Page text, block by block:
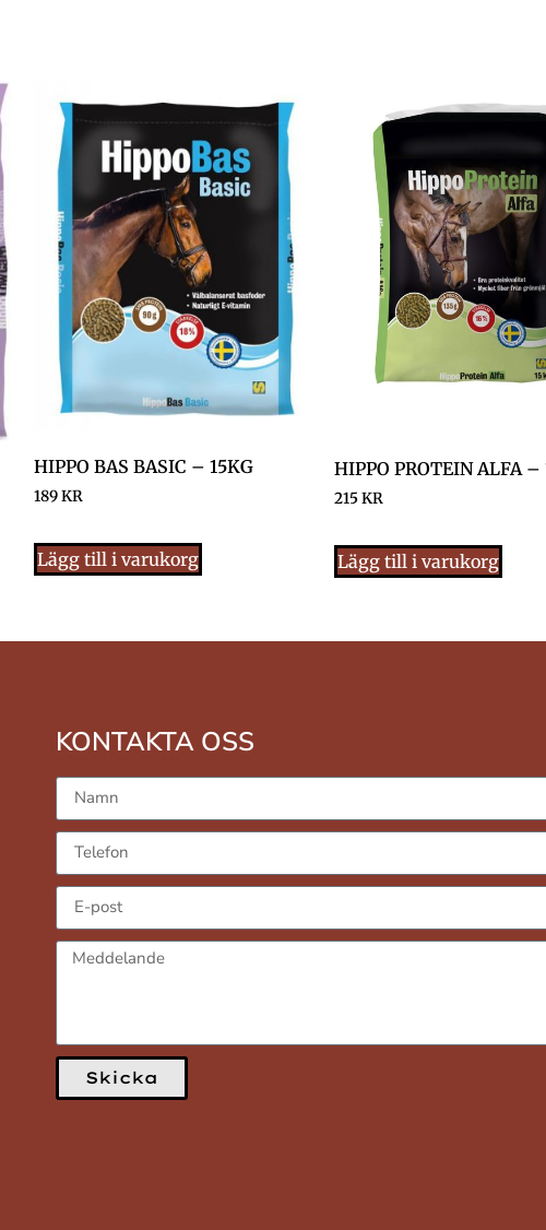
HIPPO BAS BASIC – 15KG
189KR
Lägg till i varukorg
HIPPO PROTEIN ALFA –
215KR
Lägg till i varukorg
KONTAKTA OSS
Skicka